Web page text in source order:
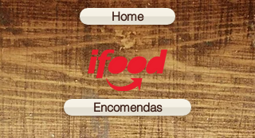
Home
Encomendas